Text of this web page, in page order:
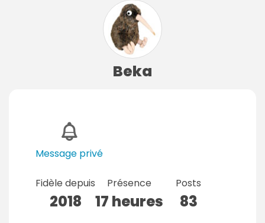
Beka
Message privé
Fidèle depuis
2018
Présence
17 heures
Posts
83